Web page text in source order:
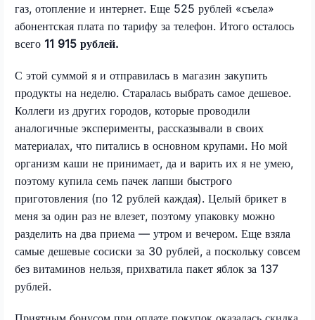
газ, отопление и интернет. Еще 525 рублей «съела»
абонентская плата по тарифу за телефон. Итого осталось
всего 11 915 рублей.
С этой суммой я и отправилась в магазин закупить
продукты на неделю. Старалась выбрать самое дешевое.
Коллеги из других городов, которые проводили
аналогичные эксперименты, рассказывали в своих
материалах, что питались в основном крупами. Но мой
организм каши не принимает, да и варить их я не умею,
поэтому купила семь пачек лапши быстрого
приготовления (по 12 рублей каждая). Целый брикет в
меня за один раз не влезет, поэтому упаковку можно
разделить на два приема — утром и вечером. Еще взяла
самые дешевые сосиски за 30 рублей, а поскольку совсем
без витаминов нельзя, прихватила пакет яблок за 137
рублей.